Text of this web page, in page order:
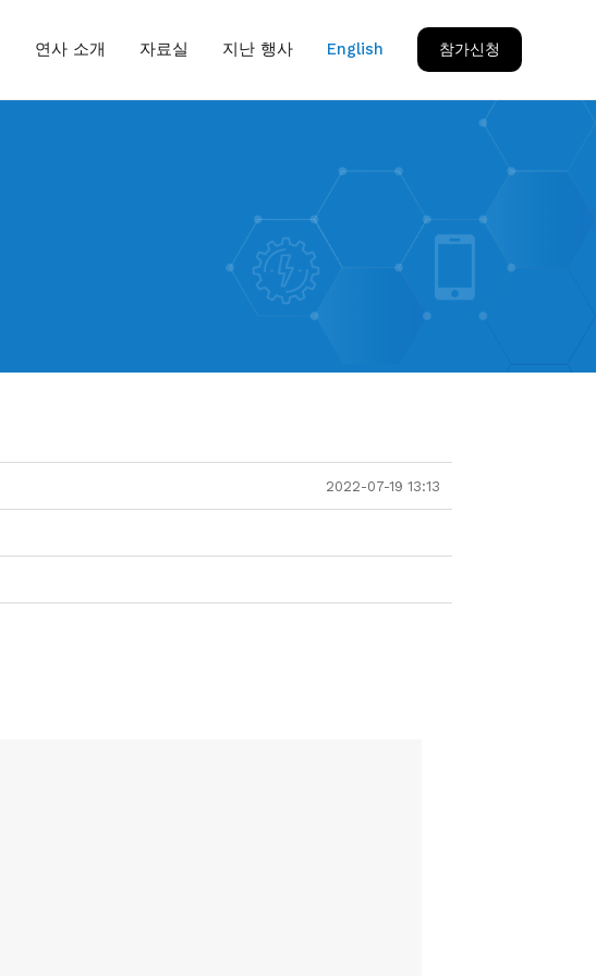
연사 소개 자료실 지난 행사 English 참가신청
2022-07-19 13:13